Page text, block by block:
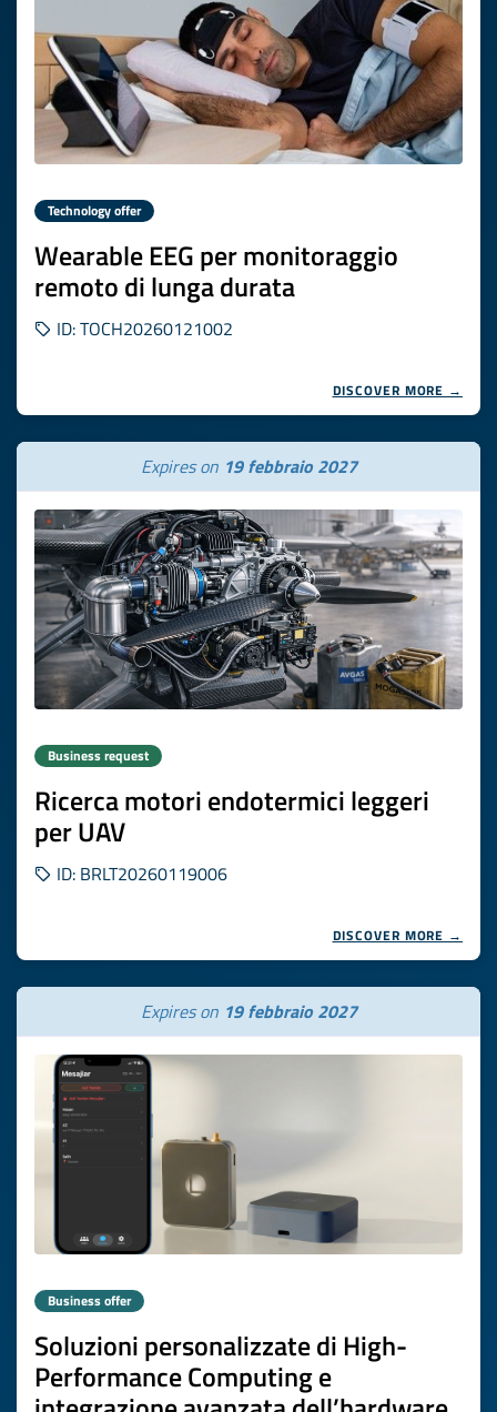
Technology offer
Wearable EEG per monitoraggio
remoto di lunga durata
ID: TOCH20260121002
DISCOVER MORE →
Expires on 19 febbraio 2027
Business request
Ricerca motori endotermici leggeri
per UAV
ID: BRLT20260119006
DISCOVER MORE →
Expires on 19 febbraio 2027
Business offer
Soluzioni personalizzate di High-
Performance Computing e